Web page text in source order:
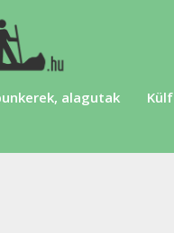
alagutak